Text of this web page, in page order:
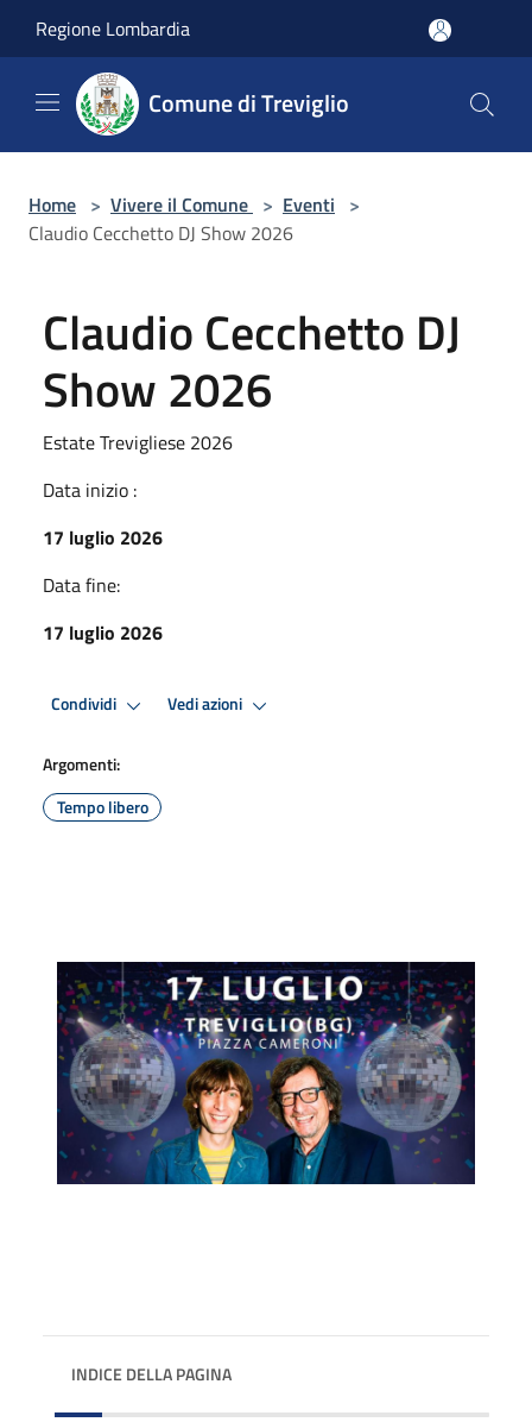
Regione Lombardia
Comune di Treviglio
Home > Vivere il Comune > Eventi >
Claudio Cecchetto DJ Show 2026
Claudio Cecchetto DJ
Show 2026
Estate Trevigliese 2026
Data inizio :
17 luglio 2026
Data fine:
17 luglio 2026
Condividi Vedi azioni
Argomenti:
Tempo libero
INDICE DELLA PAGINA